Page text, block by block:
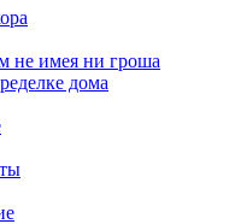
не имея ни гроша
дома